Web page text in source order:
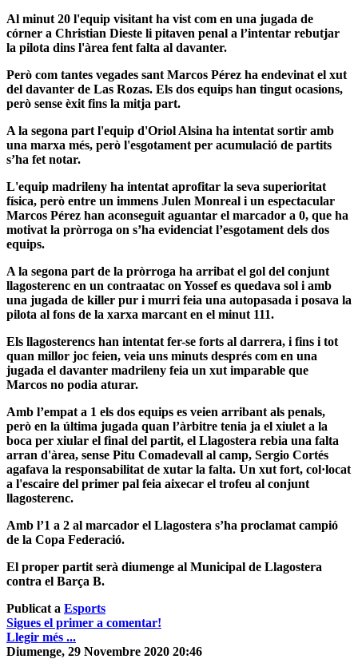
Al minut 20 l'equip visitant ha vist com en una jugada de
córner a Christian Dieste li pitaven penal a l’intentar rebutjar
la pilota dins l'àrea fent falta al davanter.
Però com tantes vegades sant Marcos Pérez ha endevinat el xut
del davanter de Las Rozas. Els dos equips han tingut ocasions,
però sense èxit fins la mitja part.
A la segona part l'equip d'Oriol Alsina ha intentat sortir amb
una marxa més, però l'esgotament per acumulació de partits
s’ha fet notar.
L'equip madrileny ha intentat aprofitar la seva superioritat
física, però entre un immens Julen Monreal i un espectacular
Marcos Pérez han aconseguit aguantar el marcador a 0, que ha
motivat la pròrroga on s’ha evidenciat l’esgotament dels dos
equips.
A la segona part de la pròrroga ha arribat el gol del conjunt
llagosterenc en un contraatac on Yossef es quedava sol i amb
una jugada de killer pur i murri feia una autopasada i posava la
pilota al fons de la xarxa marcant en el minut 111.
Els llagosterencs han intentat fer-se forts al darrera, i fins i tot
quan millor joc feien, veia uns minuts després com en una
jugada el davanter madrileny feia un xut imparable que
Marcos no podia aturar.
Amb l’empat a 1 els dos equips es veien arribant als penals,
però en la última jugada quan l’àrbitre tenia ja el xiulet a la
boca per xiular el final del partit, el Llagostera rebia una falta
arran d'àrea, sense Pitu Comadevall al camp, Sergio Cortés
agafava la responsabilitat de xutar la falta. Un xut fort, col·locat
a l'escaire del primer pal feia aixecar el trofeu al conjunt
llagosterenc.
Amb l’1 a 2 al marcador el Llagostera s’ha proclamat campió
de la Copa Federació.
El proper partit serà diumenge al Municipal de Llagostera
contra el Barça B.
Publicat a Esports
Sigues el primer a comentar!
Llegir més ...
Diumenge, 29 Novembre 2020 20:46